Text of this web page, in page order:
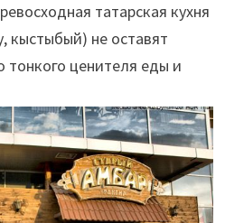
татарская кухня
кыстыбый) не оставят
ценителя еды и